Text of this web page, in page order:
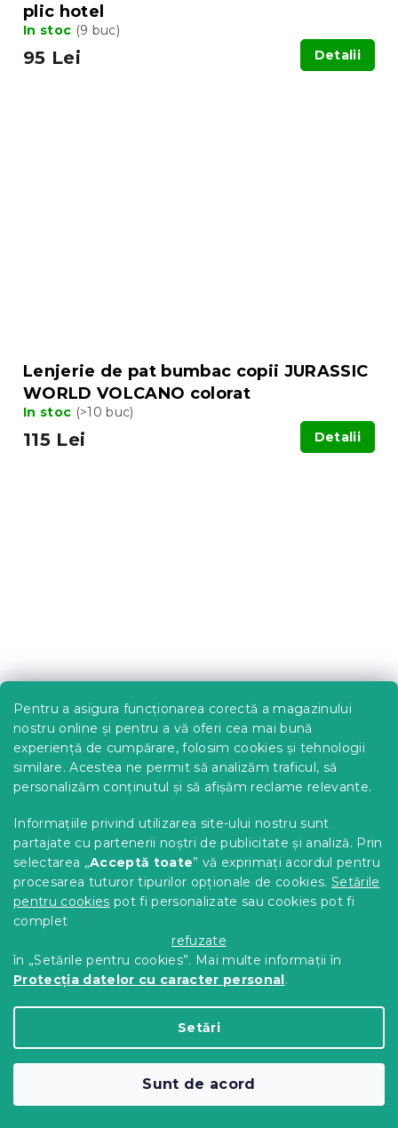
Pentru a asigura funcționarea corectă a magazinului
nostru online și pentru a vă oferi cea mai bună
experiență de cumpărare, folosim cookies și tehnologii
similare. Acestea ne permit să analizăm traficul, să
personalizăm conținutul și să afișăm reclame relevante.
Informațiile privind utilizarea site-ului nostru sunt
partajate cu partenerii noștri de publicitate și analiză. Prin
selectarea „Acceptă toate” vă exprimați acordul pentru
procesarea tuturor tipurilor opționale de cookies. Setările
pentru cookies pot fi personalizate sau cookies pot fi
complet
refuzate
în „Setările pentru cookies”. Mai multe informații în
Protecția datelor cu caracter personal.
Setări
Sunt de acord
plic hotel
In stoc (9 buc)
95 Lei Detalii
Lenjerie de pat bumbac copii JURASSIC
WORLD VOLCANO colorat
In stoc (>10 buc)
115 Lei Detalii
Lenjerie de pat bumbac Craciun
albastra
In stoc(>10 buc)
79 Lei Detalii